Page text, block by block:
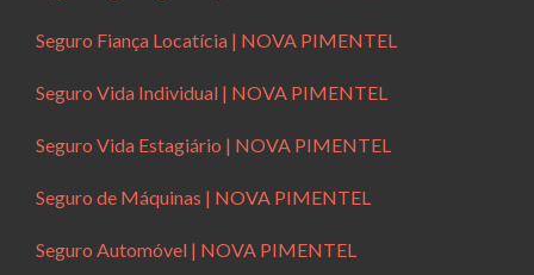
Seguro Fiança Locatícia | NOVA PIMENTEL
Seguro Vida Individual | NOVA PIMENTEL
Seguro Vida Estagiário | NOVA PIMENTEL
Seguro de Máquinas | NOVA PIMENTEL
Seguro Automóvel | NOVA PIMENTEL